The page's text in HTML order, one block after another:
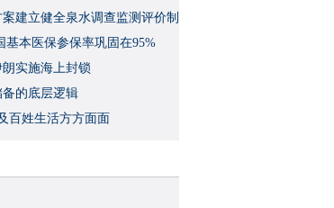
建立健全泉水调查监测评价制
基本医保参保率巩固在95%
实施海上封锁
的底层逻辑
百姓生活方方面面